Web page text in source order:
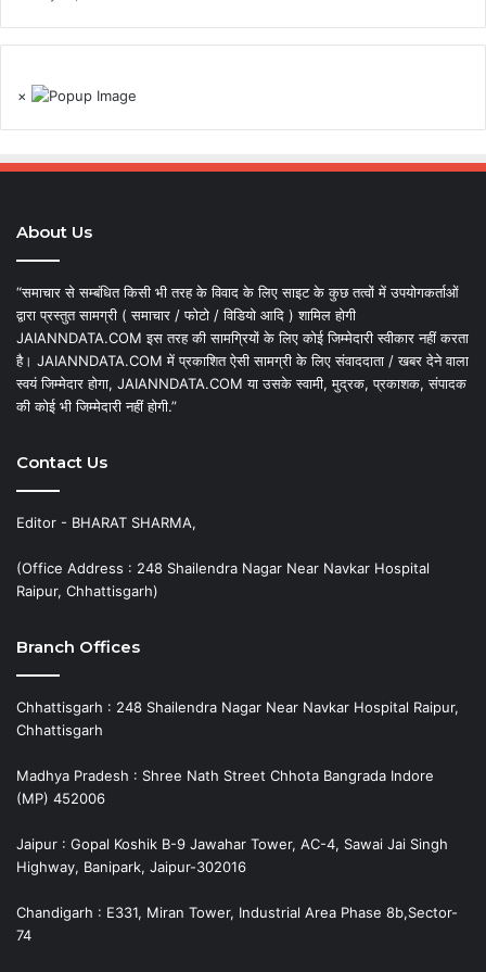
×
About Us
“समाचार से सम्बंधित किसी भी तरह के विवाद के लिए साइट के कुछ तत्वों में उपयोगकर्ताओं
द्वारा प्रस्तुत सामग्री ( समाचार / फोटो / विडियो आदि ) शामिल होगी
JAIANNDATA.COM इस तरह की सामग्रियों के लिए कोई जिम्मेदारी स्वीकार नहीं करता
है। JAIANNDATA.COM में प्रकाशित ऐसी सामग्री के लिए संवाददाता / खबर देने वाला
स्वयं जिम्मेदार होगा, JAIANNDATA.COM या उसके स्वामी, मुद्रक, प्रकाशक, संपादक
की कोई भी जिम्मेदारी नहीं होगी.”
Contact Us
Editor - BHARAT SHARMA,
(Office Address : 248 Shailendra Nagar Near Navkar Hospital
Raipur, Chhattisgarh)
Branch Offices
Chhattisgarh : 248 Shailendra Nagar Near Navkar Hospital Raipur,
Chhattisgarh
Madhya Pradesh : Shree Nath Street Chhota Bangrada Indore
(MP) 452006
Jaipur : Gopal Koshik B-9 Jawahar Tower, AC-4, Sawai Jai Singh
Highway, Banipark, Jaipur-302016
Chandigarh : E331, Miran Tower, Industrial Area Phase 8b,Sector-
74